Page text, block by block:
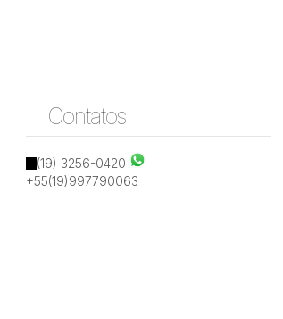
Contatos
(19) 3256-0420
+55(19)997790063